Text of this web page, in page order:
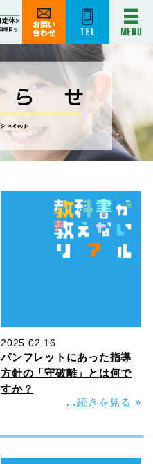
2025.02.16
パンフレットにあった指導
方針の「守破離」とは何で
すか？
…続きを見る »